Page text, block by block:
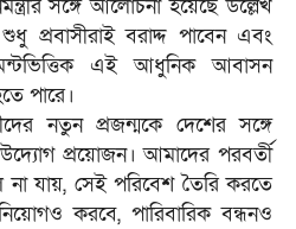
সঙ্গে আলোচনা হয়েছে উল্লেখ
প্রবাসীরাই বরাদ্দ পাবেন এবং
এই আধুনিক আবাসন
পারে।
নতুন প্রজন্মকে দেশের সঙ্গে
প্রয়োজন। আমাদের পরবর্তী
না যায়, সেই পরিবেশ তৈরি করতে
করবে, পারিবারিক বন্ধনও